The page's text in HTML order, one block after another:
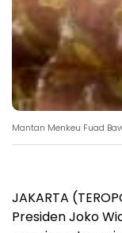
Mantan Menkeu Fuad
JAKARTA
Presiden Joko